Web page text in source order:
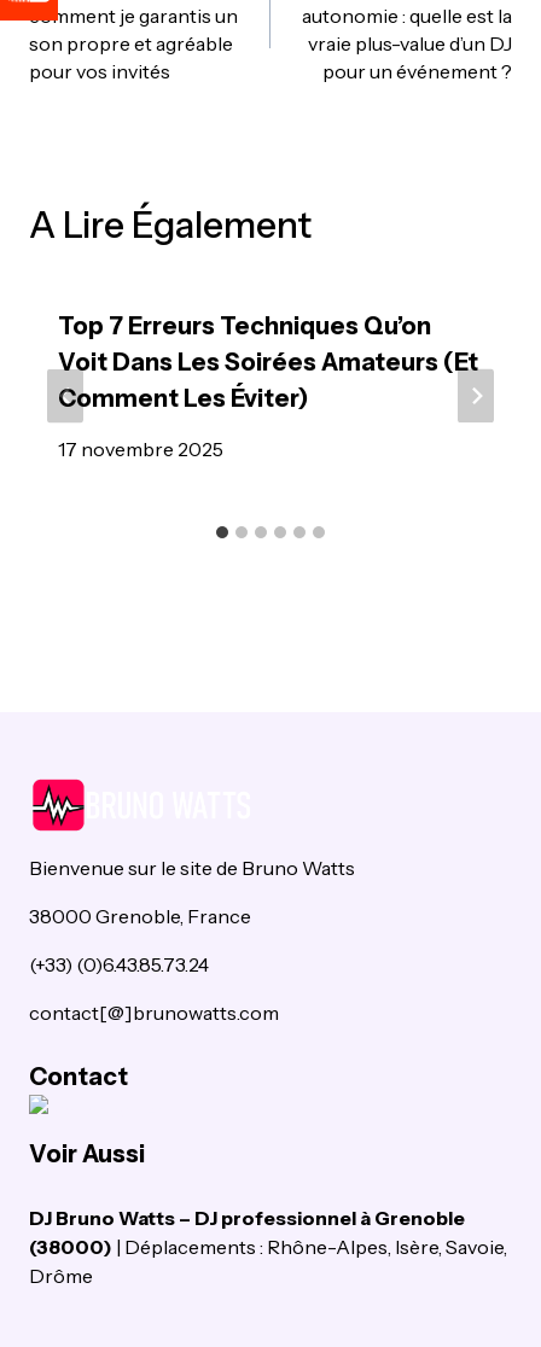
De
L’article
comment je garantis un
son propre et agréable
pour vos invités
autonomie : quelle est la
vraie plus-value d’un DJ
pour un événement ?
A Lire Également
Top 7 Erreurs Techniques Qu’on
Voit Dans Les Soirées Amateurs (et
Comment Les Éviter)
17 novembre 2025
Bienvenue sur le site de Bruno Watts
38000 Grenoble, France
(+33) (0)6.43.85.73.24
contact[@]brunowatts.com
Contact
Voir Aussi
DJ Bruno Watts – DJ professionnel à Grenoble
(38000) | Déplacements : Rhône-Alpes, Isère, Savoie,
Drôme